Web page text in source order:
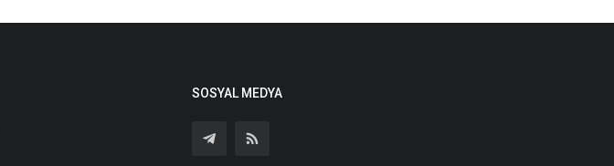
SOSYAL MEDYA